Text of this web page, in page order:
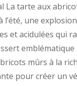
La tarte aux
l’été, une
et acidulées qui
emblématique
mûrs à la
pour créer un